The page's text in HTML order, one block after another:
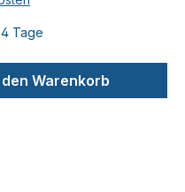
Tage
den
den Warenkorb